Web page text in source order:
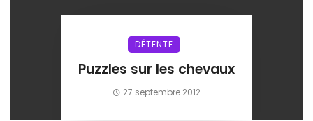
DÉTENTE
Puzzles sur les chevaux
27 septembre 2012